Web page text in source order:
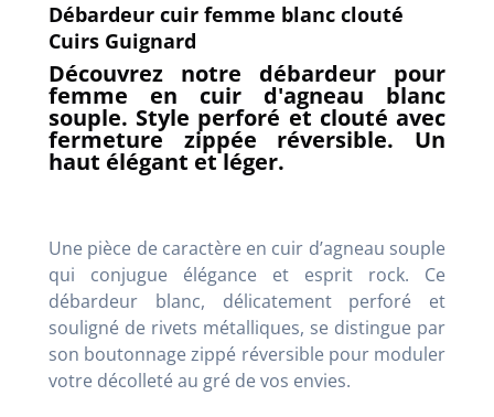
Débardeur cuir femme blanc clouté
Cuirs Guignard
Découvrez notre débardeur pour
femme en cuir d'agneau blanc
souple. Style perforé et clouté avec
fermeture zippée réversible. Un
haut élégant et léger.
Une pièce de caractère en cuir d’agneau souple
qui conjugue élégance et esprit rock. Ce
débardeur blanc, délicatement perforé et
souligné de rivets métalliques, se distingue par
son boutonnage zippé réversible pour moduler
votre décolleté au gré de vos envies.